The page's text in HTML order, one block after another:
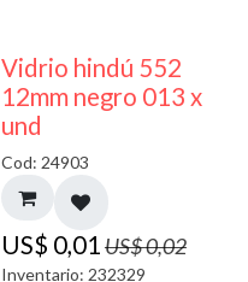
40% DESCUENTO
Vidrio hindú 552
12mm negro 013 x
und
Cod: 24903
US$ 0,01US$0,02
Inventario: 232329